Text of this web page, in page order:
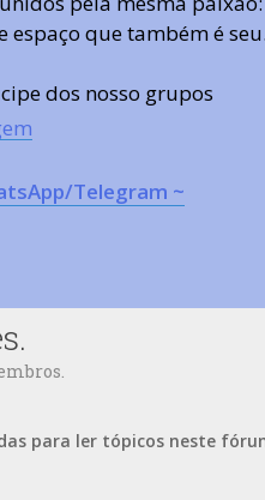
espaço que também é seu.
dos nosso grupos
Telegram ~
para ler tópicos neste